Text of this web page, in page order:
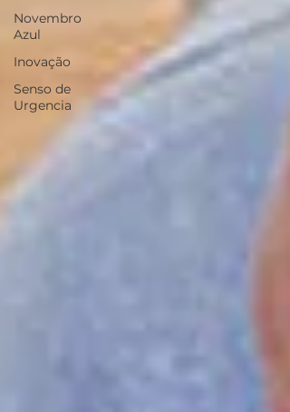
Novembro
Azul
Inovação
Senso de
Urgencia